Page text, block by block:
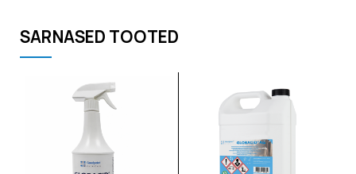
SARNASED TOOTED